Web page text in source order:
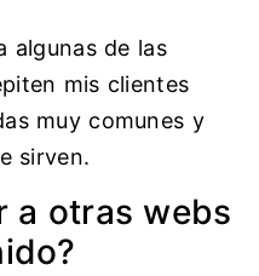
algunas de las
mis clientes
muy comunes y
sirven.
a otras webs